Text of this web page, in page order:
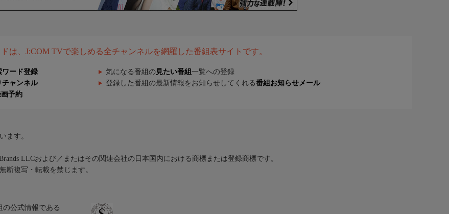
は、J:COM TVで楽しめる全チャンネルを網羅した番組表サイトです。
ワード登録 気になる番組の 見たい番組 一覧への登録
チャンネル 登録した番組の最新情報をお知らせしてくれる番組お知らせメール
画予約
ます。
LLCおよび／またはその関連会社の日本国内における商標または登録商標です。
断複写・転載を禁じます。
の公式情報である